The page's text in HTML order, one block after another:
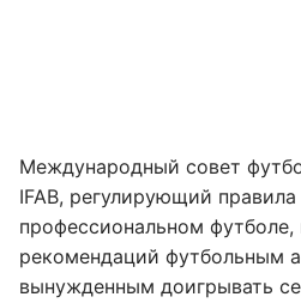
Международный совет
IFAB, регулирующий
профессиональном
рекомендаций футбольным
вынужденным доигрывать